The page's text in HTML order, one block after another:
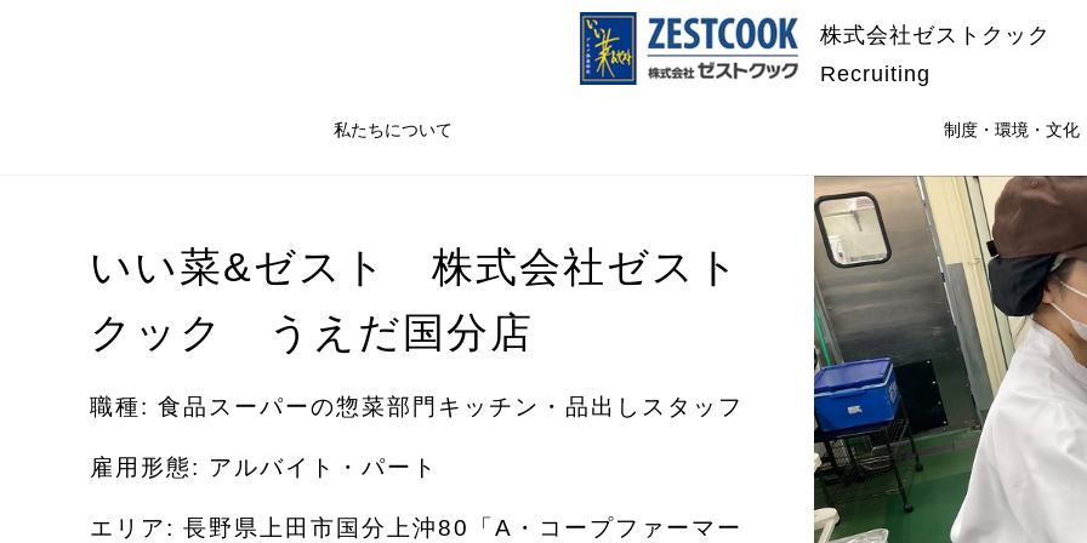
株式会社ゼストクック
Recruiting
私たちについて 制度・環境・文化
いい菜&ゼスト 株式会社ゼスト
クック うえだ国分店
職種: 食品スーパーの惣菜部門キッチン・品出しスタッフ
雇用形態: アルバイト・パート
エリア: 長野県上田市国分上沖80「A・コープファーマー